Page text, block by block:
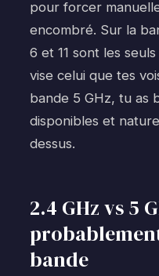
pour forcer
encombré. Sur la
6 et 11 sont les
vise celui que tes
bande 5 GHz, tu as
disponibles et
dessus.
2.4 GHz vs 5
bande